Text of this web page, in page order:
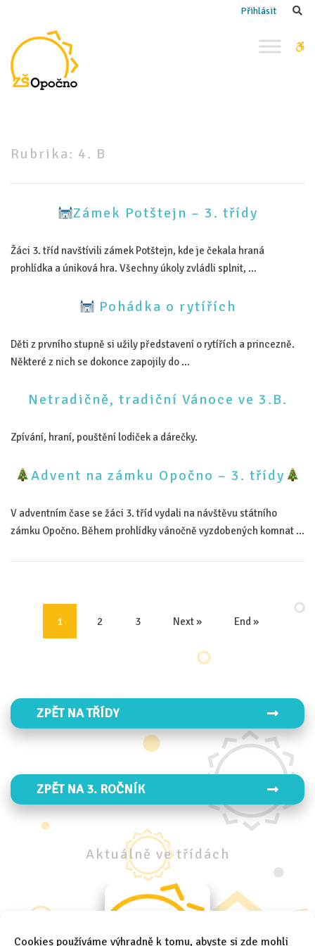
Cookies používáme výhradně k tomu, abyste si zde mohli
Přihlásit
Rubrika: 4. B
Zámek Potštejn – 3. třídy
Žáci 3. tříd navštívili zámek Potštejn, kde je čekala hraná
prohlídka a úniková hra. Všechny úkoly zvládli splnit, …
Pohádka o rytířích
Děti z prvního stupně si užily představení o rytířích a princezně.
Některé z nich se dokonce zapojily do …
Netradičně, tradiční Vánoce ve 3.B.
Zpívání, hraní, pouštění lodiček a dárečky.
Advent na zámku Opočno – 3. třídy
V adventním čase se žáci 3. tříd vydali na návštěvu státního
zámku Opočno. Během prohlídky vánočně vyzdobených komnat …
1
2 3 Next » End »
ZPĚT NA TŘÍDY
ZPĚT NA 3. ROČNÍK
Aktuálně ve třídách